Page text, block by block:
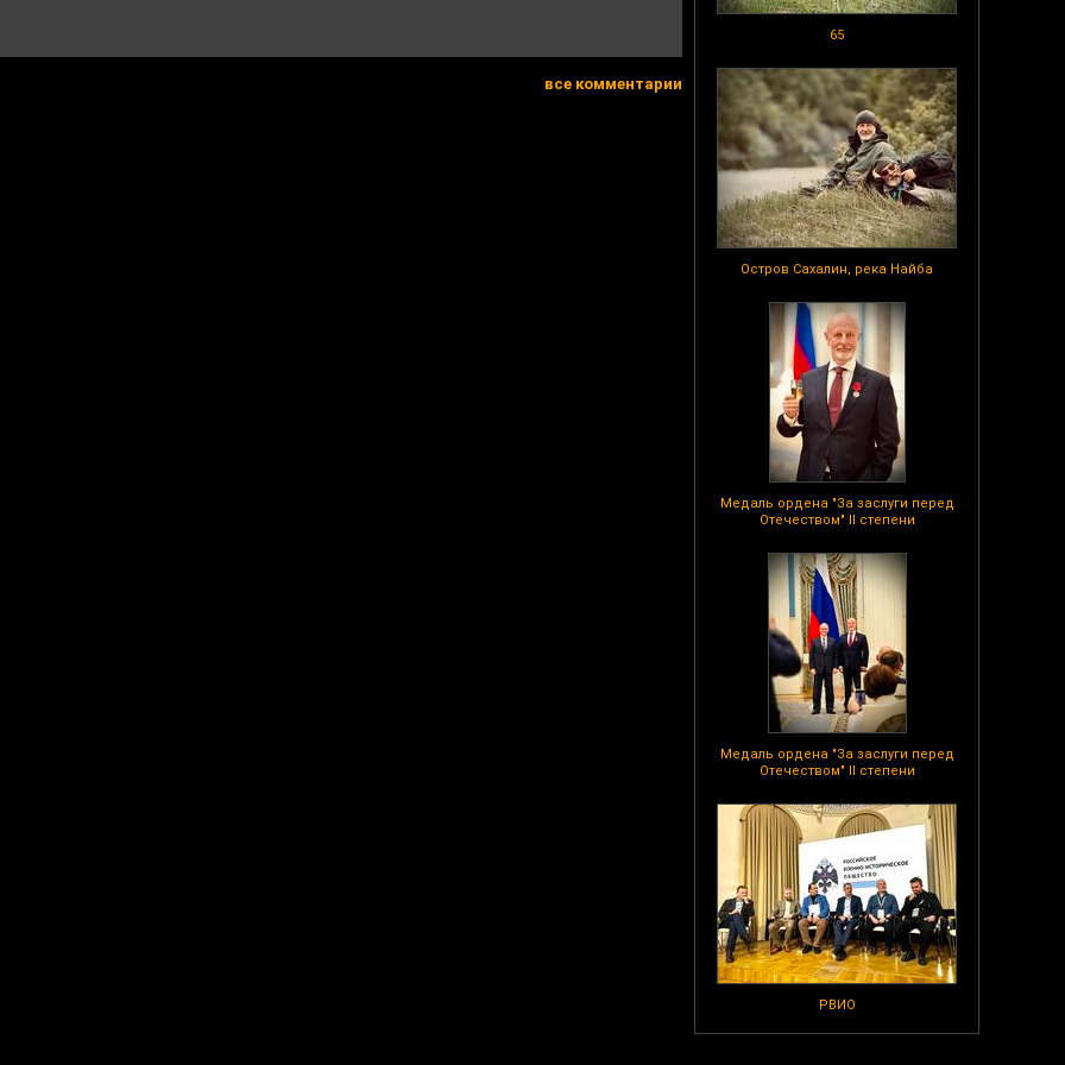
65
Остров Сахалин, река Найба
Медаль ордена "За заслуги перед
Отечеством" II степени
Медаль ордена "За заслуги перед
Отечеством" II степени
РВИО
все комментарии